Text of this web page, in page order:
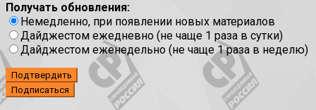
Получать обновления:
Немедленно, при появлении новых материалов
Дайджестом ежедневно (не чаще 1 раза в сутки)
Дайджестом еженедельно (не чаще 1 раза в неделю)
Подтвердить